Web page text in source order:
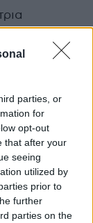
parties, or
for
opt-out
that after your
seeing
utilized by
prior to
further
parties on the